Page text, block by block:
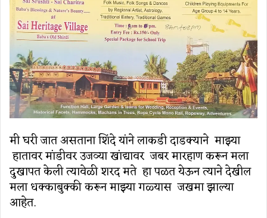
मी घरी जात असताना शिंदे यांने लाकडी दाडक्याने माझ्या
हातावर मांडीवर उजव्या खांद्यावर जबर मारहाण करून मला
दुखापत केली त्यावेळी शरद मते हा पळत येऊन त्याने देखील
मला धक्काबुक्की करून माझ्या गळ्यास जखमा झाल्या
आहेत.